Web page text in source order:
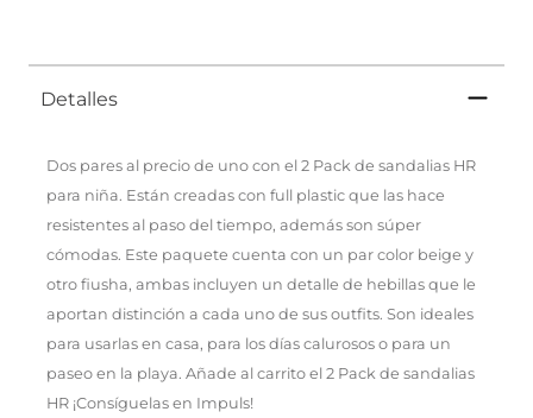
Detalles
Dos pares al precio de uno con el 2 Pack de sandalias HR
para niña. Están creadas con full plastic que las hace
resistentes al paso del tiempo, además son súper
cómodas. Este paquete cuenta con un par color beige y
otro fiusha, ambas incluyen un detalle de hebillas que le
aportan distinción a cada uno de sus outfits. Son ideales
para usarlas en casa, para los días calurosos o para un
paseo en la playa. Añade al carrito el 2 Pack de sandalias
HR ¡Consíguelas en Impuls!